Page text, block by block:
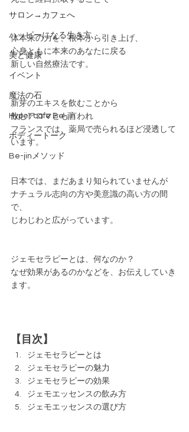
サロン→カフェへ
ハッピーになる生き方
美と健康
イベント
魔法の石
Hyper cafe Be-jin
ボディートーク
Be-jinメソッド
体本来の力を、根本から引き上げ、
心身ともに本来のあなたに戻る
新しい自然療法です。
新芽のエキスを飲むことから
飲むアロマとも言われ
フランスでは、薬局で売られるほど浸透して
います。
日本では、まだあまり知られていませんが
ナチュラル志向の方や美意識の高い方の間
で、
じわじわと広がっています。
ジェモセラピーとは、何なのか？
なぜ効果があるのかなどを、お伝えしていき
ます。
【目次】
ジェモセラピーとは
ジェモセラピーの魅力
ジェモセラピーの効果
ジェモエッセンスの飲み方
ジェモエッセンスの選び方